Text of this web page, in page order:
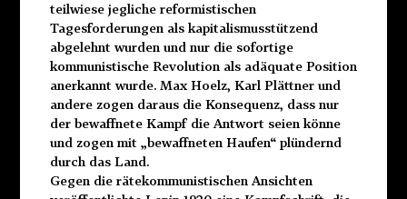
teilwiese jegliche reformistischen
Tagesforderungen als kapitalismusstützend
abgelehnt wurden und nur die sofortige
kommunistische Revolution als adäquate Position
anerkannt wurde. Max Hoelz, Karl Plättner und
andere zogen daraus die Konsequenz, dass nur
der bewaffnete Kampf die Antwort seien könne
und zogen mit „bewaffneten Haufen“ plündernd
durch das Land.
Gegen die rätekommunistischen Ansichten